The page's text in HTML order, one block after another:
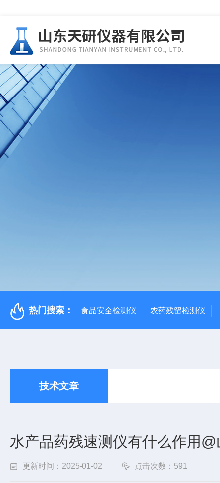
热门搜索： 食品安全检测仪 农药残留检测仪
技术文章
水产品药残速测仪有什么作用
更新时间：2025-01-02 点击次数：591